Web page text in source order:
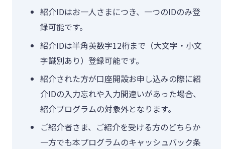
紹介IDはお一人さまにつき、一つのIDのみ登
録可能です。
紹介IDは半角英数字12桁まで（大文字・小文
字識別あり）登録可能です。
紹介された方が口座開設お申し込みの際に紹
介IDの入力忘れや入力間違いがあった場合、
紹介プログラムの対象外となります。
ご紹介者さま、ご紹介を受ける方のどちらか
一方でも本プログラムのキャッシュバック条